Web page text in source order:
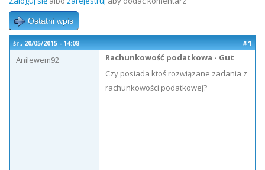
Ostatni wpis
śr., 20/05/2015 - 14:08
#1
Anilewem92
Rachunkowość podatkowa - Gut
Czy posiada ktoś rozwiązane zadania z
rachunkowości podatkowej?